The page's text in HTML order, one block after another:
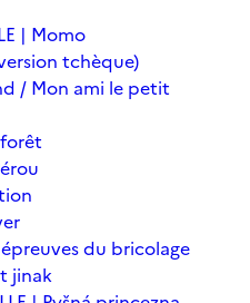
| Momo
tchèque)
/ Mon ami le petit
du bricolage
jinak